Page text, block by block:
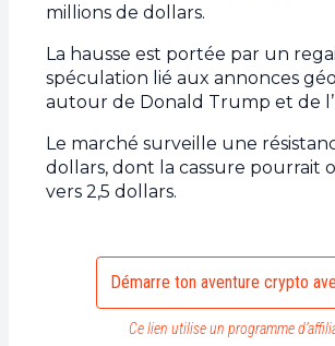
millions de dollars.
La hausse est portée par un
spéculation lié aux annonces
autour de Donald Trump et de
Le marché surveille une
dollars, dont la cassure pourrait
vers 2,5 dollars.
Démarre ton aventure crypto
Ce lien utilise un programme